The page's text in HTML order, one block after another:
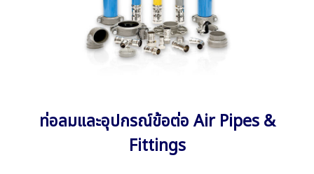
ท่อลมและอุปกรณ์ข้อต่อ Air Pipes &
Fittings